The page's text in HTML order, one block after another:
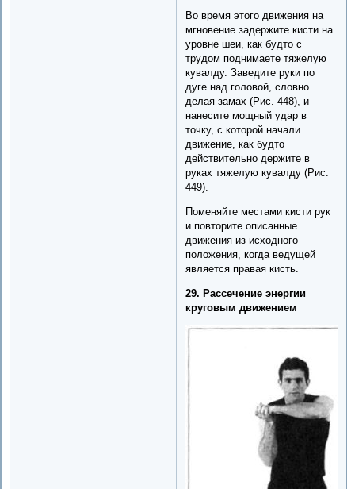
Во время этого движения на
мгновение задержите кисти на
уровне шеи, как будто с
трудом поднимаете тяжелую
кувалду. Заведите руки по
дуге над головой, словно
делая замах (Рис. 448), и
нанесите мощный удар в
точку, с которой начали
движение, как будто
действительно держите в
руках тяжелую кувалду (Рис.
449).
Поменяйте местами кисти рук
и повторите описанные
движения из исходного
положения, когда ведущей
является правая кисть.
29. Рассечение энергии
круговым движением